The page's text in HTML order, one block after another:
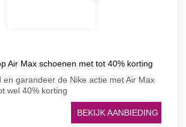
Air Max schoenen met tot 40% korting
en garandeer de Nike actie met Air Max
wel 40% korting
BEKIJK AANBIEDING